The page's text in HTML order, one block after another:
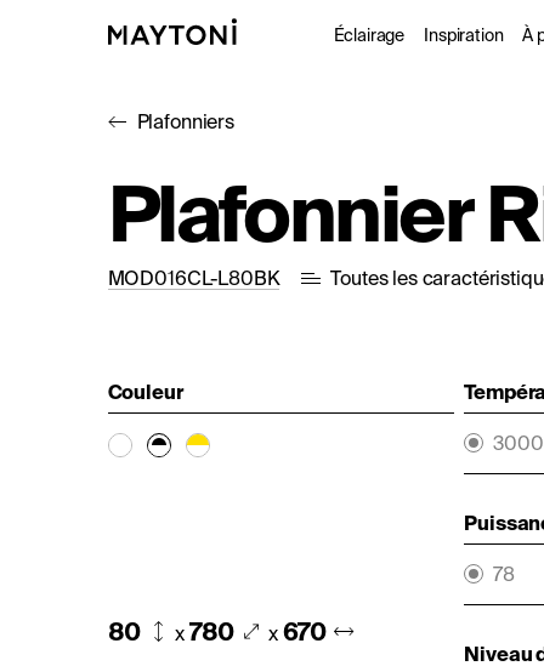
Éclairage
Extérieur
Inspiration À
Plafonniers
Plafonnier
MOD016CL-L80BK Toutes les
Couleur
80 x 780 x 670
78
Niveau